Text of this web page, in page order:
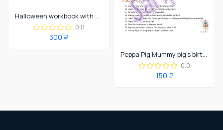
Halloween workbook with Peppa Pig
0.0
300 ₽
Peppa Pig Mummy pig's birthday worksheet
0.0
150 ₽